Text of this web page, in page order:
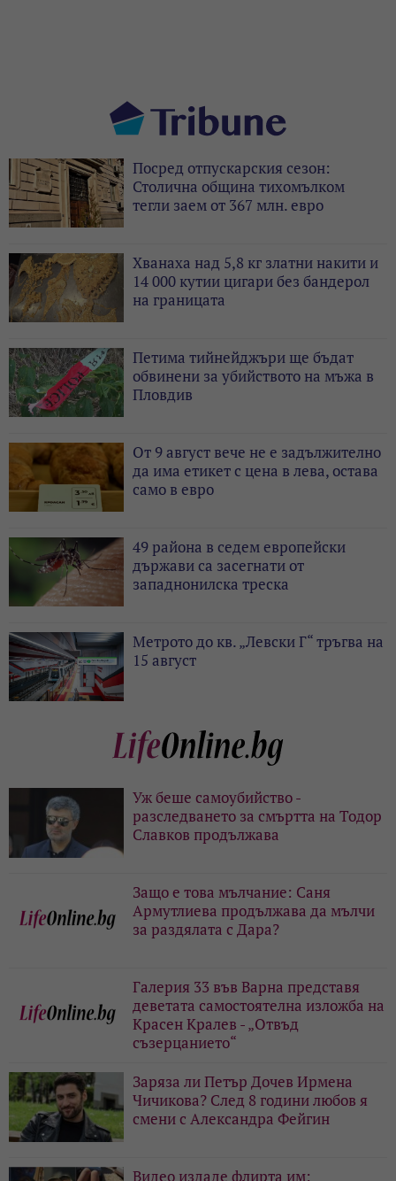
Посред отпускарския сезон:
Столична община тихомълком
тегли заем от 367 млн. евро
Хванаха над 5,8 кг златни накити и
14 000 кутии цигари без бандерол
на границата
Петима тийнейджъри ще бъдат
обвинени за убийството на мъжа в
Пловдив
От 9 август вече не е задължително
да има етикет с цена в лева, остава
само в евро
49 района в седем европейски
държави са засегнати от
западнонилска треска
Метрото до кв. „Левски Г“ тръгва на
15 август
Уж беше самоубийство -
разследването за смъртта на Тодор
Славков продължава
Защо е това мълчание: Саня
Армутлиева продължава да мълчи
за раздялата с Дара?
Галерия 33 във Варна представя
деветата самостоятелна изложба на
Красен Кралев - „Отвъд
съзерцанието“
Заряза ли Петър Дочев Ирмена
Чичикова? След 8 години любов я
смени с Александра Фейгин
Видео издаде флирта им: